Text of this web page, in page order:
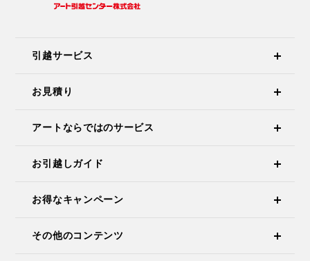
引越サービス
お見積り
アートならではのサービス
お引越しガイド
お得なキャンペーン
その他のコンテンツ